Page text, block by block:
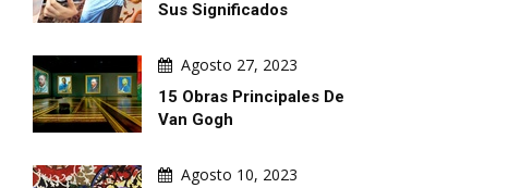
Sus Significados
Agosto 27, 2023
15 Obras Principales De
Van Gogh
Agosto 10, 2023